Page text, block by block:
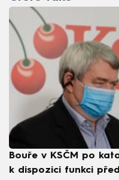
Bouře v KSČM po
k dispozici funkci